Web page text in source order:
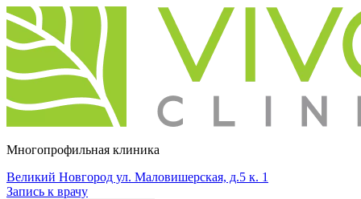
Многопрофильная клиника
Великий Новгород ул. Маловишерская, д.5 к. 1
Запись к врачу